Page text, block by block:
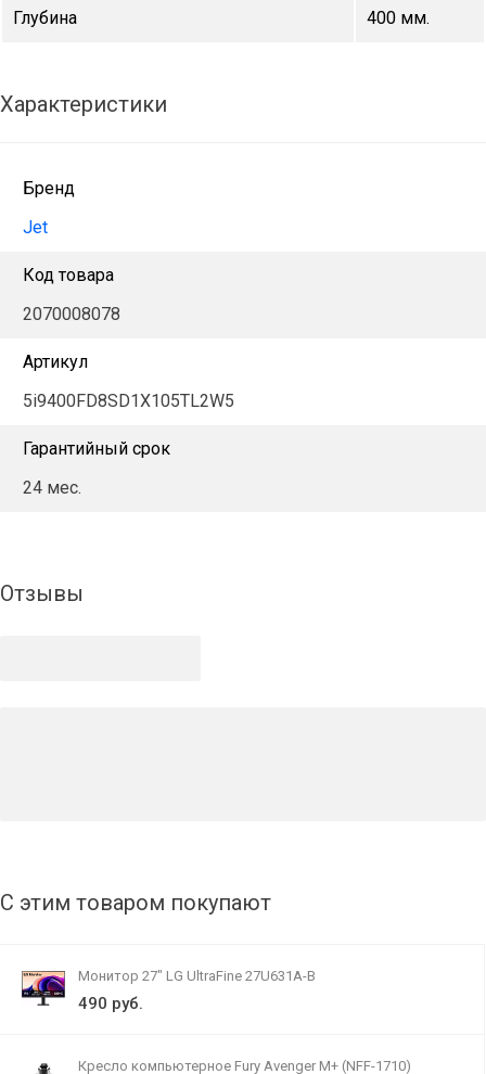
Глубина 400 мм.
Характеристики
Бренд
Jet
Код товара
2070008078
Артикул
5i9400FD8SD1X105TL2W5
Гарантийный срок
24 мес.
Отзывы
С этим товаром покупают
Монитор 27" LG UltraFine 27U631A-B
490 руб.
Кресло компьютерное Fury Avenger M+ (NFF-1710)